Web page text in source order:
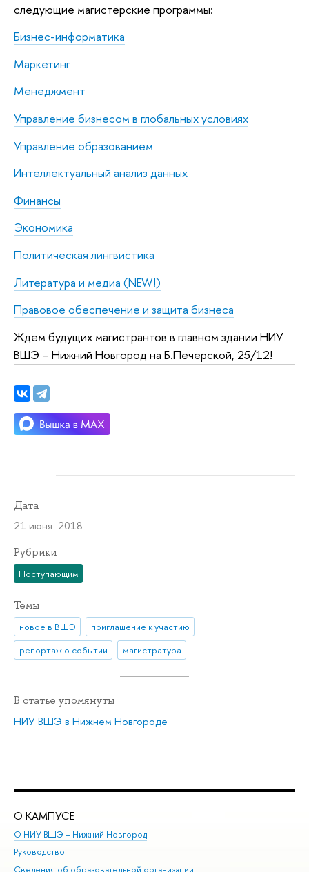
следующие магистерские программы:
Бизнес-информатика
Маркетинг
Менеджмент
Управление бизнесом в глобальных условиях
Управление образованием
Интеллектуальный анализ данных
Финансы
Экономика
Политическая лингвистика
Литература и медиа (NEW!)
Правовое обеспечение и защита бизнеса
Ждем будущих магистрантов в главном здании НИУ
ВШЭ – Нижний Новгород на Б.Печерской, 25/12!
Дата
21 июня 2018
Рубрики
Поступающим
Темы
новое в ВШЭ
приглашение к участию
репортаж о событии
магистратура
В статье упомянуты
НИУ ВШЭ в Нижнем Новгороде
О КАМПУСЕ
О НИУ ВШЭ – Нижний Новгород
Руководство
Сведения об образовательной организации